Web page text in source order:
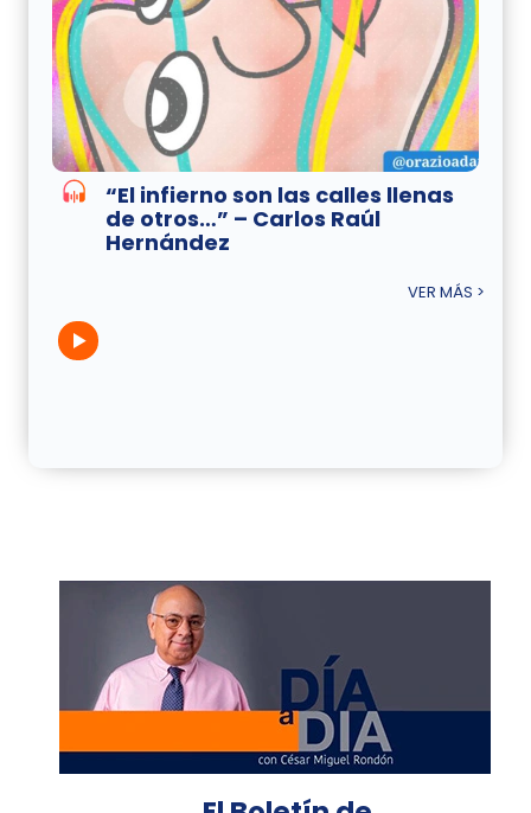
“El infierno son las calles llenas
de otros…” – Carlos Raúl
Hernández
VER MÁS >